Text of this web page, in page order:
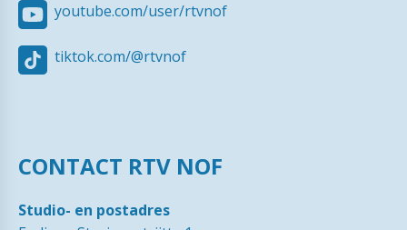
youtube.com/user/rtvnof
tiktok.com/@rtvnof
CONTACT RTV NOF
Studio- en postadres